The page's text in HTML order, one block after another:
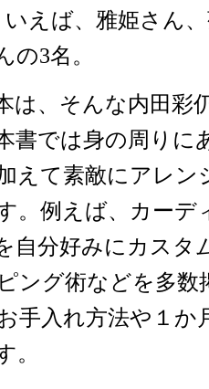
えば、雅姫さん
の3名。
は、そんな内田彩
書では身の周りに
えて素敵にアレン
。例えば、カーデ
自分好みにカスタ
ング術などを多数
手入れ方法や１か
。